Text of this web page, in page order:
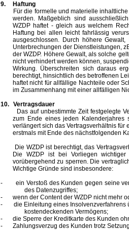
9.
Haftung
Für die formelle und materielle
werden. Maßgeblich sind
WZDP haftet - gleich aus welchem
Haftung bei allen leicht fahrlässig
ausgeschlossen. Durch höhere
Unterbrechungen der Dienstleistungen,
der WZDP. Höhere Gewalt, als solche
nicht verhindert werden können,
Wirkung. Überschreiten sich daraus
berechtigt, hinsichtlich des betroffenen
haftet nicht für allfällige Nachteile oder
im Zusammenhang mit einer allfälligen
10. Vertragsdauer
Das auf unbestimmte Zeit festgelegte
zum Ende eines jeden Kalenderjahres
verlängert sich das Vertragsverhältnis
erstmals mit Ende des nächstfolgenden
Die WZDP ist berechtigt, das
Die WZDP ist bei Vorliegen
vorübergehend zu sperren. Die
Wichtige Gründe sind insbesondere:
-
ein Verstoß des Kunden gegen seine
des Datenzugriffes;
-
wenn der Content der WZDP nicht mehr
-
die Einleitung eines
kostendeckenden Vermögens;
-
die Sperre der Kreditkarte des Kunden
-
Zahlungsverzug des Kunden trotz